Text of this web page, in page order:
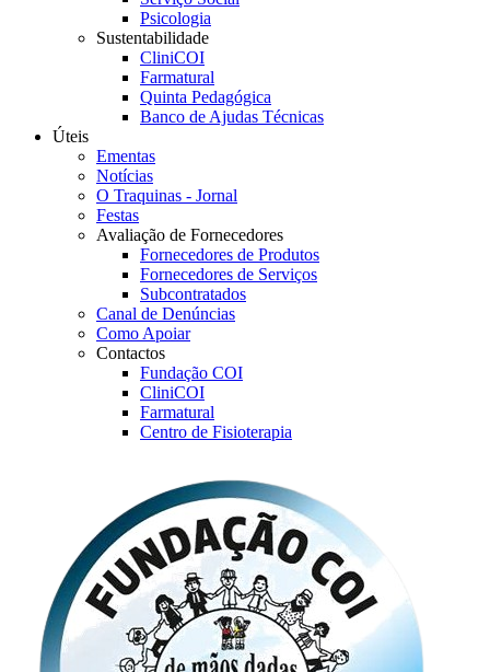
Psicologia
Sustentabilidade
CliniCOI
Farmatural
Quinta Pedagógica
Banco de Ajudas Técnicas
Úteis
Ementas
Notícias
O Traquinas - Jornal
Festas
Avaliação de Fornecedores
Fornecedores de Produtos
Fornecedores de Serviços
Subcontratados
Canal de Denúncias
Como Apoiar
Contactos
Fundação COI
CliniCOI
Farmatural
Centro de Fisioterapia